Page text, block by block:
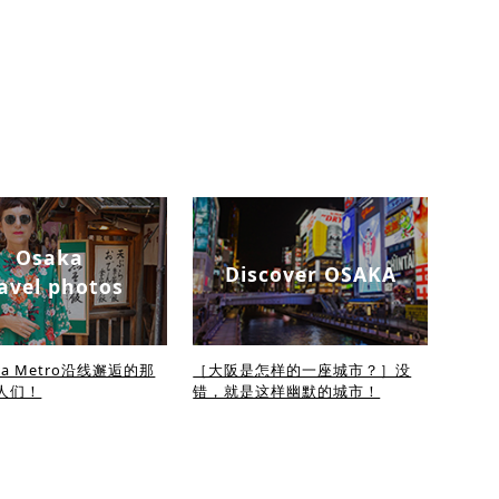
Osaka
photos
Metro沿线邂逅的那
们！
Discover OSAKA
［大阪是怎样的一座城市？］没
错，就是这样幽默的城市！